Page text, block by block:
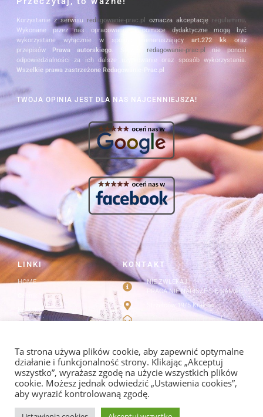
KONTAKT
NIE ZWLEKAJ
PRACA NIE NAPISZE SIĘ SAMA!
Strzelców 19/5 Kraków
info@redagowanie-prac.pl
Facebook/redagowaniepracpl
LINKI
HOME
Kontakt
Korzystanie z serwisu redagowanie-prac.pl oznacza akceptację regulaminu.
Wykonane przez nas opracowania i pomoce dydaktyczne mogą być
wykorzystane wyłącznie w sposób nienaruszającyart.272 kkoraz
przepisów
Prawa autorskiego. Serwis redagowanie-prac.pl nie ponosi
odpowiedzialności za ich dalsze użytkowanie oraz sposób wykorzystania.
Wszelkie prawa zastrzeżone Redagowanie-Prac.pl
TWOJA OPINIA JEST DLA NAS NAJCENNIEJSZA!
Ta strona używa plików cookie, aby zapewnić optymalne
działanie i funkcjonalność strony. Klikając „Akceptuj
wszystko”, wyrażasz zgodę na użycie wszystkich plików
cookie. Możesz jednak odwiedzić „Ustawienia cookies”,
aby wyrazić kontrolowaną zgodę.